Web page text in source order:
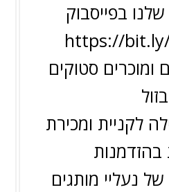
בפייסבוק
https://
ומוכרים סטוקים
בזול
לקניית ומכירת
בהזדמנות
נעליי מותגים